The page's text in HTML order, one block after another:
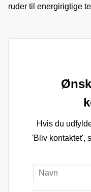
ruder til energirigtige
Hvis du
'Bliv kontaktet',